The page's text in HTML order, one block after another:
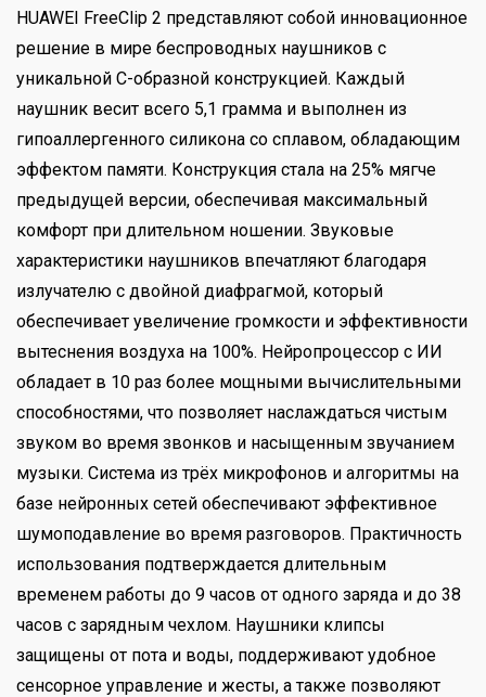
HUAWEI FreeClip 2 представляют собой инновационное
решение в мире беспроводных наушников с
уникальной С-образной конструкцией. Каждый
наушник весит всего 5,1 грамма и выполнен из
гипоаллергенного силикона со сплавом, обладающим
эффектом памяти. Конструкция стала на 25% мягче
предыдущей версии, обеспечивая максимальный
комфорт при длительном ношении. Звуковые
характеристики наушников впечатляют благодаря
излучателю с двойной диафрагмой, который
обеспечивает увеличение громкости и эффективности
вытеснения воздуха на 100%. Нейропроцессор с ИИ
обладает в 10 раз более мощными вычислительными
способностями, что позволяет наслаждаться чистым
звуком во время звонков и насыщенным звучанием
музыки. Система из трёх микрофонов и алгоритмы на
базе нейронных сетей обеспечивают эффективное
шумоподавление во время разговоров. Практичность
использования подтверждается длительным
временем работы до 9 часов от одного заряда и до 38
часов с зарядным чехлом. Наушники клипсы
защищены от пота и воды, поддерживают удобное
сенсорное управление и жесты, а также позволяют